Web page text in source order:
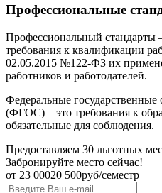
Профессиональные
Профессиональный стандарты
требования к квалификации
02.05.2015 №122-ФЗ их
работников и работодателей.
Федеральные государственные
(ФГОС) – это требования к
обязательные для соблюдения.
Предоставляем 30 льготных
Забронируйте место сейчас!
от 23 00020 500руб/семестр